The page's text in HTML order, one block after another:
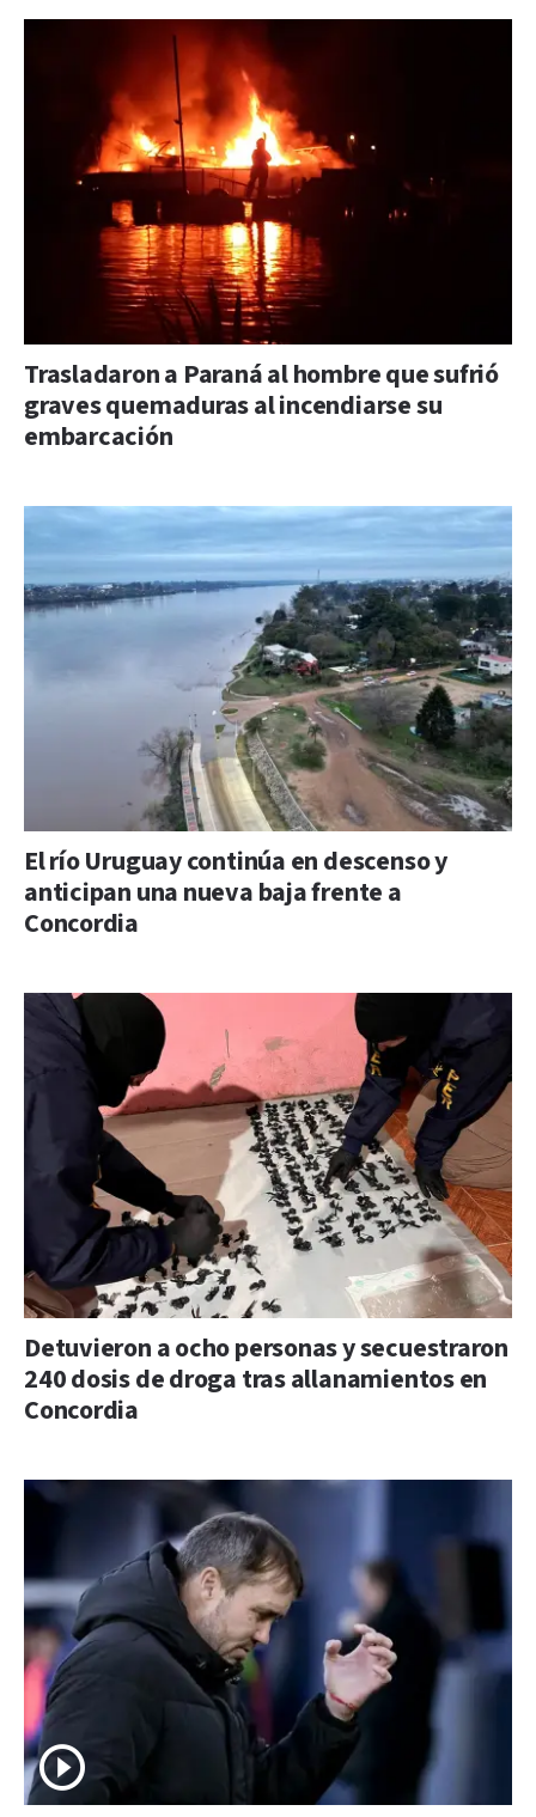
Trasladaron a Paraná al hombre que sufrió
graves quemaduras al incendiarse su
embarcación
El río Uruguay continúa en descenso y
anticipan una nueva baja frente a
Concordia
Detuvieron a ocho personas y secuestraron
240 dosis de droga tras allanamientos en
Concordia